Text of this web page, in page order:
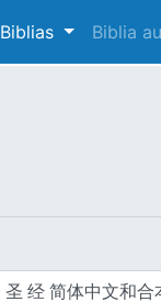
Biblias Biblia